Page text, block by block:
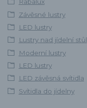
Rabalux
Závěsné lustry
LED lustry
Lustry nad jídelní stůl
Moderní lustry
LED lustry
LED závěsná svítidla
Svítidla do jídelny